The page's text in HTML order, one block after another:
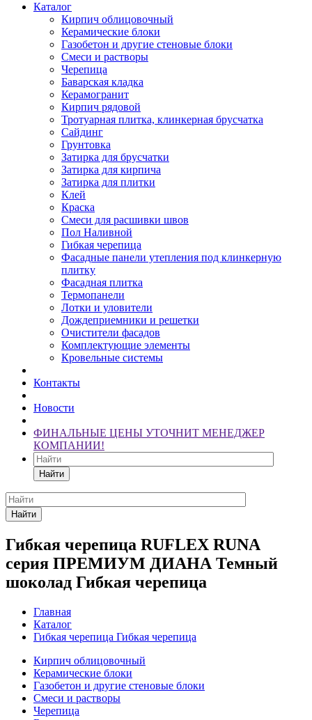
Каталог
Кирпич облицовочный
Керамические блоки
Газобетон и другие стеновые блоки
Смеси и растворы
Черепица
Баварская кладка
Керамогранит
Кирпич рядовой
Тротуарная плитка, клинкерная брусчатка
Сайдинг
Грунтовка
Затирка для брусчатки
Затирка для кирпича
Затирка для плитки
Клей
Краска
Смеси для расшивки швов
Пол Наливной
Гибкая черепица
Фасадные панели утепления под клинкерную
плитку
Фасадная плитка
Термопанели
Лотки и уловители
Дождеприемники и решетки
Очистители фасадов
Комплектующие элементы
Кровельные системы
Контакты
Новости
ФИНАЛЬНЫЕ ЦЕНЫ УТОЧНИТ МЕНЕДЖЕР
КОМПАНИИ!
Найти
Найти
Гибкая черепица RUFLEX RUNA
серия ПРЕМИУМ ДИАНА Темный
шоколад Гибкая черепица
Главная
Каталог
Гибкая черепица Гибкая черепица
Кирпич облицовочный
Керамические блоки
Газобетон и другие стеновые блоки
Смеси и растворы
Черепица